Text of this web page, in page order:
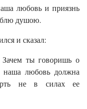
любовь и приязнь
душою.
и сказал:
ты говоришь о
наша любовь должна
не в силах ее